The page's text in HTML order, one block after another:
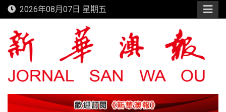
Skip
to
content
2026年08月07日 星期五
新華澳報